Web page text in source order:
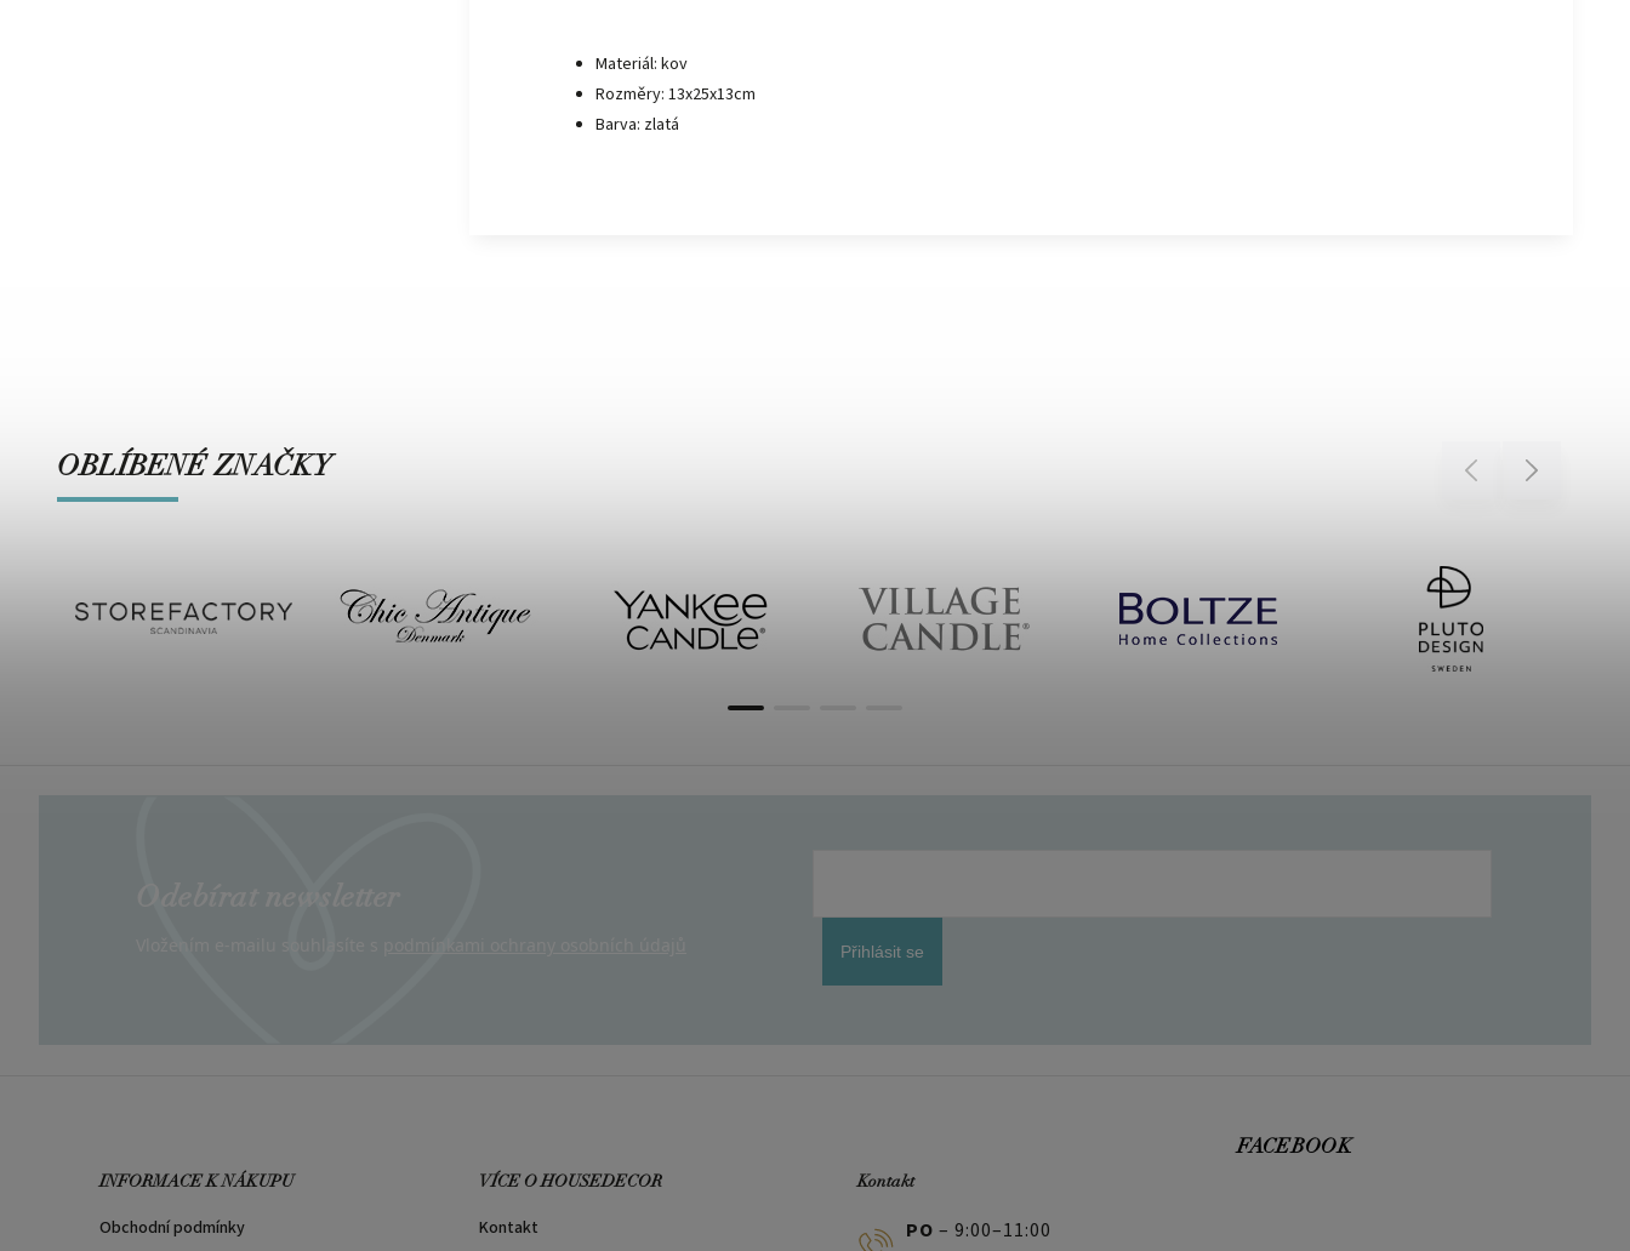
Materiál: kov
Rozměry: 13x25x13cm
Barva: zlatá
OBLÍBENÉ ZNAČKY Previous Next
Přihlásit se
INFORMACE K NÁKUPU
Obchodní podmínky
VÍCE O HOUSEDECOR
Kontakt
Kontakt
PO – 9:00–11:00
FACEBOOK